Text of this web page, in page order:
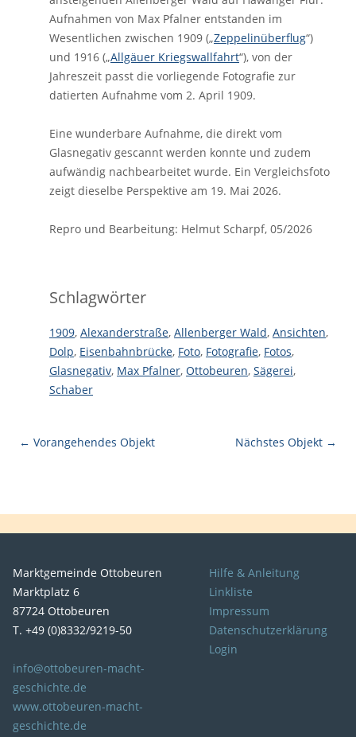
Aufnahmen von Max Pfalner entstanden im
Wesentlichen zwischen 1909 („Zeppelinüberflug“)
und 1916 („Allgäuer Kriegswallfahrt“), von der
Jahreszeit passt die vorliegende Fotografie zur
datierten Aufnahme vom 2. April 1909.
Eine wunderbare Aufnahme, die direkt vom
Glasnegativ gescannt werden konnte und zudem
aufwändig nachbearbeitet wurde. Ein Vergleichsfoto
zeigt dieselbe Perspektive am 19. Mai 2026.
Repro und Bearbeitung: Helmut Scharpf, 05/2026
Schlagwörter
1909, Alexanderstraße, Allenberger Wald, Ansichten,
Dolp, Eisenbahnbrücke, Foto, Fotografie, Fotos,
Glasnegativ, Max Pfalner, Ottobeuren, Sägerei,
Schaber
← Vorangehendes Objekt Nächstes Objekt →
Marktgemeinde Ottobeuren
Marktplatz 6
87724 Ottobeuren
T. +49 (0)8332/9219-50
info@ottobeuren-macht-
geschichte.de
www.ottobeuren-macht-
geschichte.de
Hilfe & Anleitung
Linkliste
Impressum
Datenschutzerklärung
Login